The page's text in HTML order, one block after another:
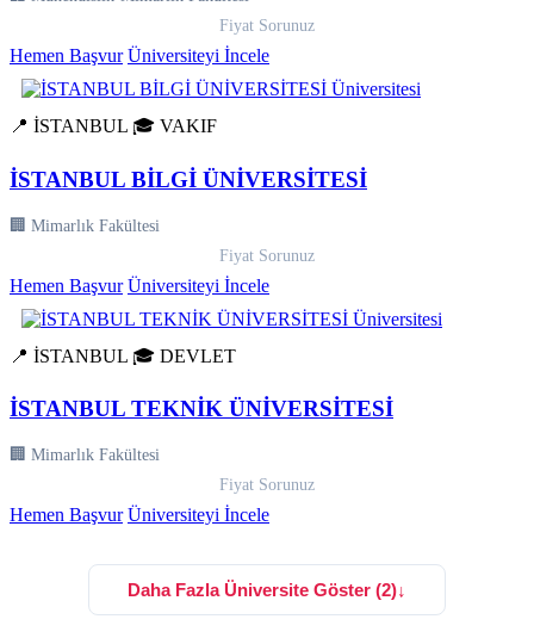
Fiyat Sorunuz
Hemen Başvur Üniversiteyi İncele
📍 İSTANBUL 🎓 VAKIF
İSTANBUL BİLGİ ÜNİVERSİTESİ
🏢 Mimarlık Fakültesi
Fiyat Sorunuz
Hemen Başvur Üniversiteyi İncele
📍 İSTANBUL 🎓 DEVLET
İSTANBUL TEKNİK ÜNİVERSİTESİ
🏢 Mimarlık Fakültesi
Fiyat Sorunuz
Hemen Başvur Üniversiteyi İncele
Daha Fazla Üniversite Göster (2)↓